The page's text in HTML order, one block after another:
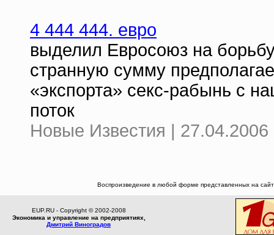
4 444 444. евро
выделил Евросоюз на
странную сумму
«экспорта» секс-рабынь с
поток
Новые Известия | 27.04.2006
Воспроизведение в любой форме представленных на
EUP.RU - Copyright © 2002-2008
Экономика и управление на предприятиях,
Дмитрий Виноградов